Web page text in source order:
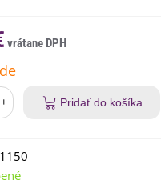
+ Pridať do košíka